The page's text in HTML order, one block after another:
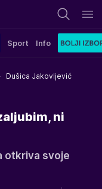
Sport Info
Dušica Jakovljević
ni
otkriva svoje